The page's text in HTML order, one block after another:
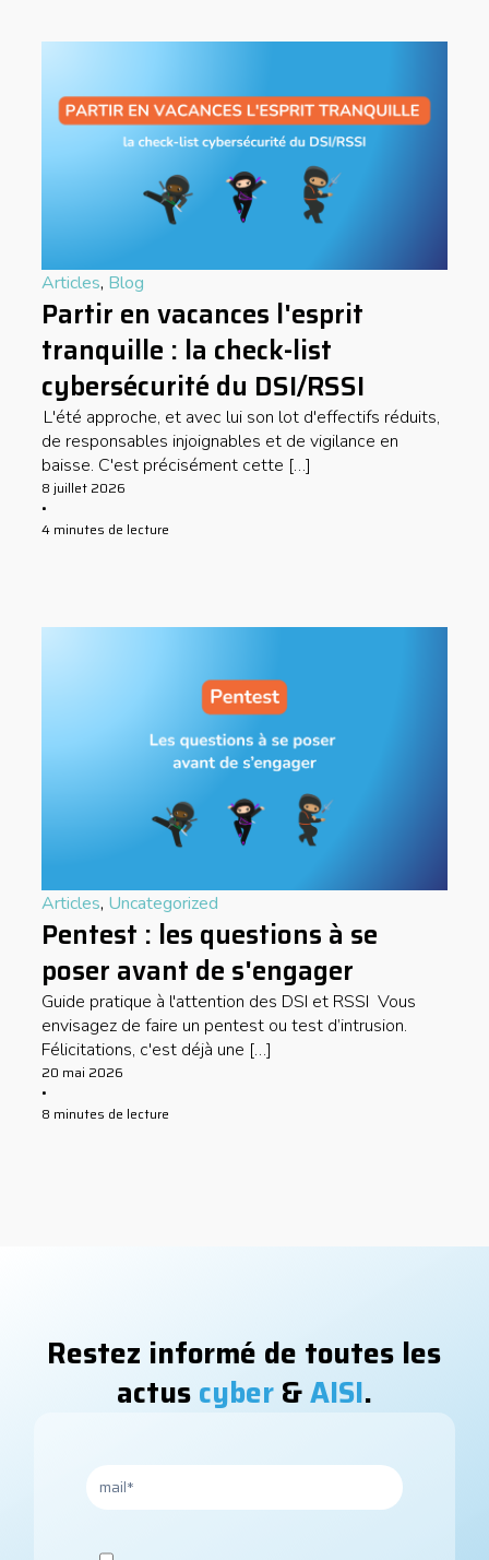
Articles, Blog
Partir en vacances l'esprit
tranquille : la check-list
cybersécurité du DSI/RSSI
L'été approche, et avec lui son lot d'effectifs réduits,
de responsables injoignables et de vigilance en
baisse. C'est précisément cette […]
8 juillet 2026
•
4 minutes de lecture
Articles, Uncategorized
Pentest : les questions à se
poser avant de s'engager
Guide pratique à l'attention des DSI et RSSI Vous
envisagez de faire un pentest ou test d’intrusion.
Félicitations, c'est déjà une […]
20 mai 2026
•
8 minutes de lecture
Restez informé de toutes les
actuscyber&AISI.